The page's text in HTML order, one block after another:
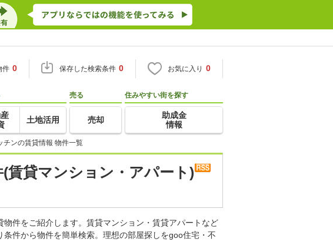
件 0 保存した検索条件 0 お気に入り 0
土地活用
売る
売却
住みやすい街を探す
助成金
情報
チンの賃貸情報 物件一覧
賃貸マンション・アパート)
件をご紹介します。賃貸マンション・賃貸アパートなど
件から物件を簡単検索。理想の部屋探しをgoo住宅・不